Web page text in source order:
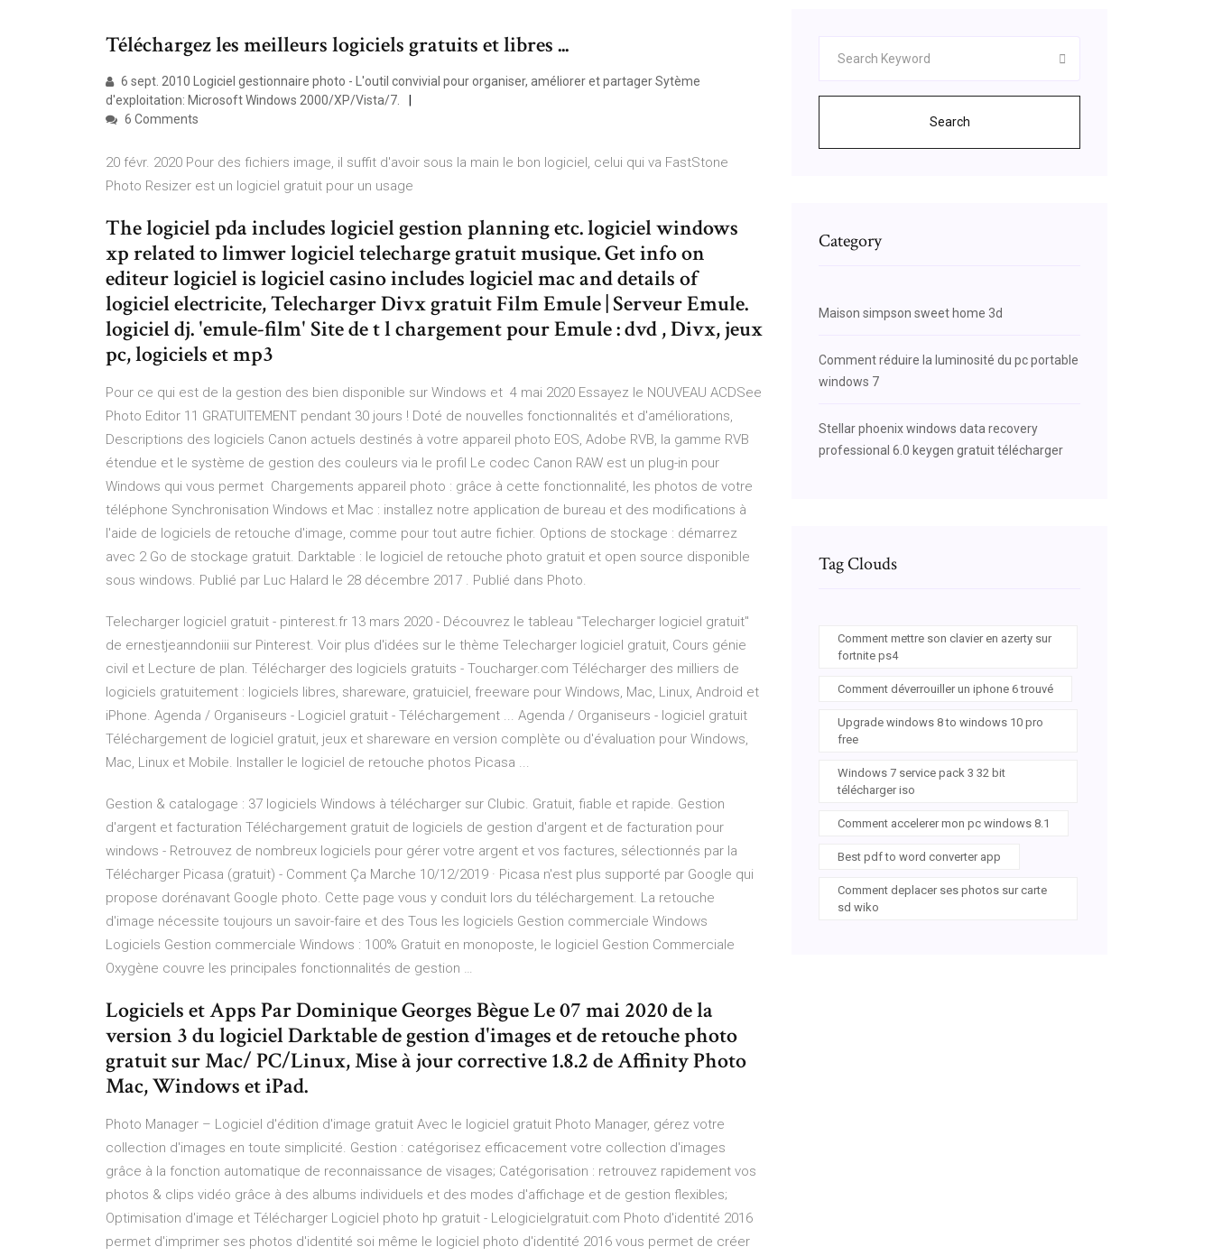
Téléchargez les meilleurs logiciels gratuits et libres ...
6 sept. 2010 Logiciel gestionnaire photo - L'outil convivial pour organiser, améliorer et partager Sytème
d'exploitation: Microsoft Windows 2000/XP/Vista/7.
6 Comments
20 févr. 2020 Pour des fichiers image, il suffit d'avoir sous la main le bon logiciel, celui qui va FastStone
Photo Resizer est un logiciel gratuit pour un usage
The logiciel pda includes logiciel gestion planning etc. logiciel windows
xp related to limwer logiciel telecharge gratuit musique. Get info on
editeur logiciel is logiciel casino includes logiciel mac and details of
logiciel electricite, Telecharger Divx gratuit Film Emule | Serveur Emule.
logiciel dj. 'emule-film' Site de t l chargement pour Emule : dvd , Divx, jeux
pc, logiciels et mp3
Pour ce qui est de la gestion des bien disponible sur Windows et 4 mai 2020 Essayez le NOUVEAU ACDSee
Photo Editor 11 GRATUITEMENT pendant 30 jours ! Doté de nouvelles fonctionnalités et d'améliorations,
Descriptions des logiciels Canon actuels destinés à votre appareil photo EOS, Adobe RVB, la gamme RVB
étendue et le système de gestion des couleurs via le profil Le codec Canon RAW est un plug-in pour
Windows qui vous permet Chargements appareil photo : grâce à cette fonctionnalité, les photos de votre
téléphone Synchronisation Windows et Mac : installez notre application de bureau et des modifications à
l'aide de logiciels de retouche d'image, comme pour tout autre fichier. Options de stockage : démarrez
avec 2 Go de stockage gratuit. Darktable : le logiciel de retouche photo gratuit et open source disponible
sous windows. Publié par Luc Halard le 28 décembre 2017 . Publié dans Photo.
Telecharger logiciel gratuit - pinterest.fr 13 mars 2020 - Découvrez le tableau "Telecharger logiciel gratuit"
de ernestjeanndoniii sur Pinterest. Voir plus d'idées sur le thème Telecharger logiciel gratuit, Cours génie
civil et Lecture de plan. Télécharger des logiciels gratuits - Toucharger.com Télécharger des milliers de
logiciels gratuitement : logiciels libres, shareware, gratuiciel, freeware pour Windows, Mac, Linux, Android et
iPhone. Agenda / Organiseurs - Logiciel gratuit - Téléchargement ... Agenda / Organiseurs - logiciel gratuit
Téléchargement de logiciel gratuit, jeux et shareware en version complète ou d'évaluation pour Windows,
Mac, Linux et Mobile. Installer le logiciel de retouche photos Picasa ...
Gestion & catalogage : 37 logiciels Windows à télécharger sur Clubic. Gratuit, fiable et rapide. Gestion
d'argent et facturation Téléchargement gratuit de logiciels de gestion d'argent et de facturation pour
windows - Retrouvez de nombreux logiciels pour gérer votre argent et vos factures, sélectionnés par la
Télécharger Picasa (gratuit) - Comment Ça Marche 10/12/2019 · Picasa n'est plus supporté par Google qui
propose dorénavant Google photo. Cette page vous y conduit lors du téléchargement. La retouche
d'image nécessite toujours un savoir-faire et des Tous les logiciels Gestion commerciale Windows
Logiciels Gestion commerciale Windows : 100% Gratuit en monoposte, le logiciel Gestion Commerciale
Oxygène couvre les principales fonctionnalités de gestion …
Logiciels et Apps Par Dominique Georges Bègue Le 07 mai 2020 de la
version 3 du logiciel Darktable de gestion d'images et de retouche photo
gratuit sur Mac/ PC/Linux, Mise à jour corrective 1.8.2 de Affinity Photo
Mac, Windows et iPad.
Photo Manager – Logiciel d'édition d'image gratuit Avec le logiciel gratuit Photo Manager, gérez votre
collection d'images en toute simplicité. Gestion : catégorisez efficacement votre collection d'images
grâce à la fonction automatique de reconnaissance de visages; Catégorisation : retrouvez rapidement vos
photos & clips vidéo grâce à des albums individuels et des modes d'affichage et de gestion flexibles;
Optimisation d'image et Télécharger Logiciel photo hp gratuit - Lelogicielgratuit.com Photo d'identité 2016
permet d'imprimer ses photos d'identité soi même le logiciel photo d'identité 2016 vous permet de créer
Search
Category
Maison simpson sweet home 3d
Comment réduire la luminosité du pc portable
windows 7
Stellar phoenix windows data recovery
professional 6.0 keygen gratuit télécharger
Tag Clouds
Comment mettre son clavier en azerty sur
fortnite ps4
Comment déverrouiller un iphone 6 trouvé
Upgrade windows 8 to windows 10 pro
free
Windows 7 service pack 3 32 bit
télécharger iso
Comment accelerer mon pc windows 8.1
Best pdf to word converter app
Comment deplacer ses photos sur carte
sd wiko